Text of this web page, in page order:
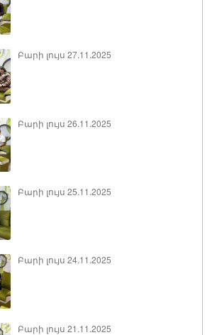
Բարի լույս 27.11.2025
Բարի լույս 26.11.2025
Բարի լույս 25.11.2025
Բարի լույս 24.11.2025
Բարի լույս 21.11.2025